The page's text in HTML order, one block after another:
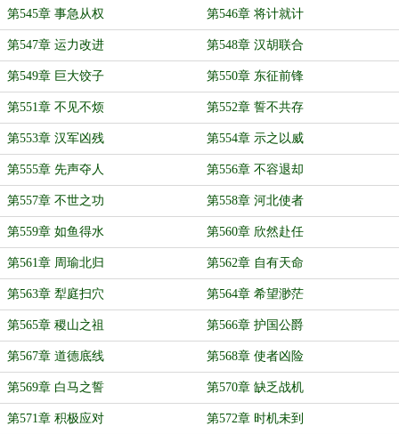
第545章 事急从权 第546章 将计就计
第547章 运力改进 第548章 汉胡联合
第549章 巨大饺子 第550章 东征前锋
第551章 不见不烦 第552章 誓不共存
第553章 汉军凶残 第554章 示之以威
第555章 先声夺人 第556章 不容退却
第557章 不世之功 第558章 河北使者
第559章 如鱼得水 第560章 欣然赴任
第561章 周瑜北归 第562章 自有天命
第563章 犁庭扫穴 第564章 希望渺茫
第565章 稷山之祖 第566章 护国公爵
第567章 道德底线 第568章 使者凶险
第569章 白马之誓 第570章 缺乏战机
第571章 积极应对 第572章 时机未到